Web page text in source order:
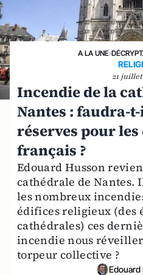
A LA UNE›
21 juillet
Incendie de la
Nantes : faudra-
réserves pour
français ?
Edouard Husson
cathédrale de Nantes.
les nombreux
édifices religieux (des
cathédrales) ces
incendie nous
torpeur collective ?
Edouard